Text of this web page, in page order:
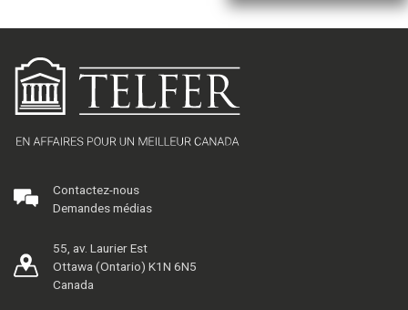
Contactez-nous
Demandes médias
55, av. Laurier Est
Ottawa (Ontario) K1N 6N5
Canada